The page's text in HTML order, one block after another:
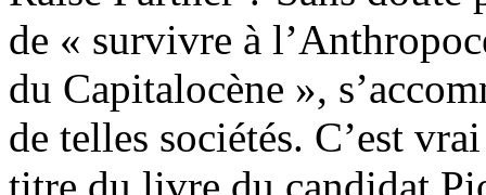
de « survivre à
du Capitalocène »,
de telles sociétés. C’est
titre du livre du candidat